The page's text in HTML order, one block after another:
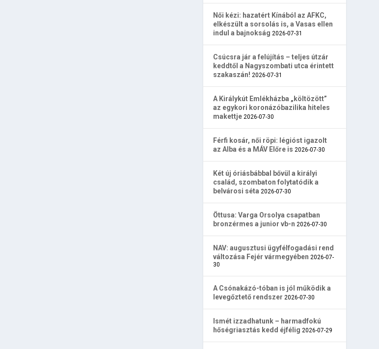
Női kézi: hazatért Kínából az AFKC,
elkészült a sorsolás is, a Vasas ellen
indul a bajnokság 2026-07-31
Csúcsra jár a felújítás – teljes útzár
keddtől a Nagyszombati utca érintett
szakaszán! 2026-07-31
A Királykút Emlékházba „költözött”
az egykori koronázóbazilika hiteles
makettje 2026-07-30
Férfi kosár, női röpi: légióst igazolt
az Alba és a MÁV Előre is 2026-07-30
Két új óriásbábbal bővül a királyi
család, szombaton folytatódik a
belvárosi séta 2026-07-30
Öttusa: Varga Orsolya csapatban
bronzérmes a junior vb-n 2026-07-30
NAV: augusztusi ügyfélfogadási rend
változása Fejér vármegyében 2026-07-
30
A Csónakázó-tóban is jól működik a
levegőztető rendszer 2026-07-30
Ismét izzadhatunk – harmadfokú
hőségriasztás kedd éjfélig 2026-07-29